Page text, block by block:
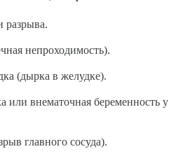
разрыва.
непроходимость).
(дырка в желудке).
или внематочная беременность у
главного сосуда).